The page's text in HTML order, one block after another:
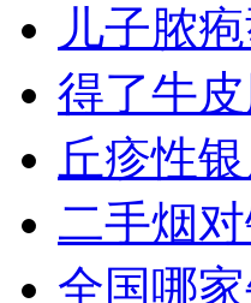
儿子脓
得了牛
丘疹性
二手烟
全国哪